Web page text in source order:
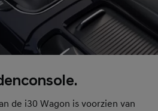
de i30 Wagon is voorzien van